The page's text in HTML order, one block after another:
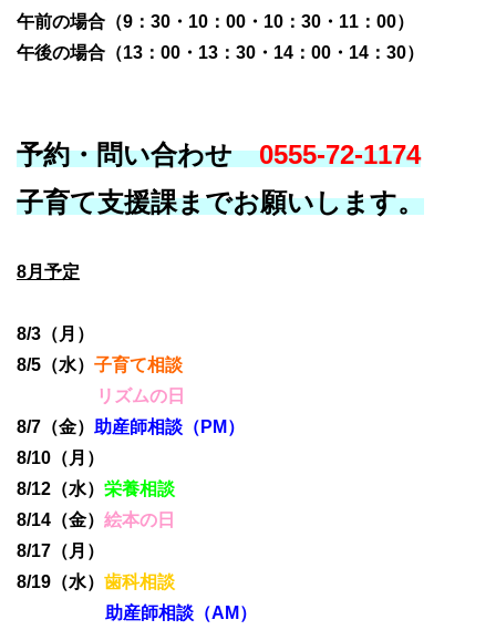
午前の場合（9：30・10：00・10：30・11：00）
午後の場合（13：00・13：30・14：00・14：30）
予約・問い合わせ0555-72-1174
子育て支援課までお願いします。
8月予定
8/3（月）
8/5（水） 子育て相談
リズムの日
8/7（金） 助産師相談（PM）
8/10（月）
8/12（水） 栄養相談
8/14（金） 絵本の日
8/17（月）
8/19（水） 歯科相談
助産師相談（AM）